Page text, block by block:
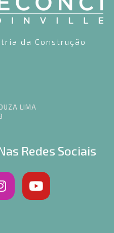
da Construção
LIMA
Redes Sociais